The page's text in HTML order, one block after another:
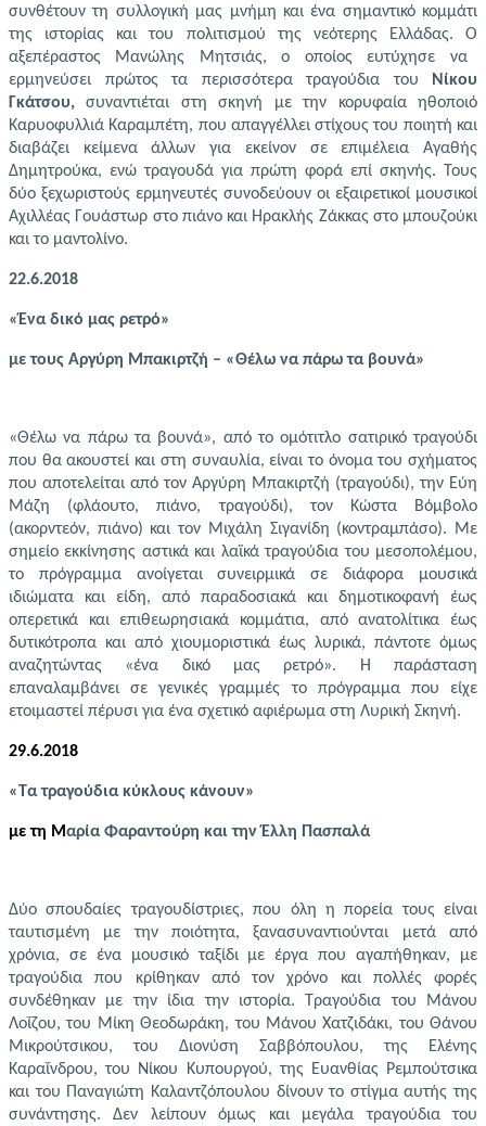
συνθέτουν τη συλλογική μας μνήμη και ένα σημαντικό κομμάτι
της ιστορίας και του πολιτισμού της νεότερης Ελλάδας. O
αξεπέραστος
Μανώλης Μητσιάς,
ο οποίος ευτύχησε να
ερμηνεύσει πρώτος τα περισσότερα τραγούδια του
Νίκου
Γκάτσου, συναντιέται στη σκηνή με την κορυφαία ηθοποιό
Καρυοφυλλιά Καραμπέτη, που απαγγέλλει στίχους του ποιητή και
διαβάζει κείμενα άλλων για εκείνον σε επιμέλειαΑγαθής
Δημητρούκα, ενώ τραγουδά για πρώτη φορά επί σκηνής. Τους
δύο ξεχωριστούς ερμηνευτές συνοδεύουν οι εξαιρετικοί μουσικοί
Αχιλλέας Γουάστωρ στο πιάνο και Ηρακλής Ζάκκας στομπουζούκι
και το μαντολίνο.
22.6.2018
«Ένα δικό μας ρετρό»
με τους Αργύρη Μπακιρτζή – «Θέλω να πάρω τα βουνά»
«Θέλω να πάρω τα βουνά», από το ομότιτλο σατιρικό τραγούδι
που θα ακουστεί και στη συναυλία, είναι το όνομα του σχήματος
που αποτελείται από τον Αργύρη Μπακιρτζή (τραγούδι),την Εύη
Μάζη (φλάουτο, πιάνο, τραγούδι), τον Κώστα Βόμβολο
(ακορντεόν, πιάνο) και τον Μιχάλη Σιγανίδη (κοντραμπάσο). Με
σημείο εκκίνησης αστικά και λαϊκά τραγούδια του μεσοπολέμου,
το πρόγραμμα ανοίγεται συνειρμικά σε διάφορα μουσικά
ιδιώματα και είδη, από παραδοσιακά και δημοτικοφανή έως
οπερετικά και επιθεωρησιακά κομμάτια, από ανατολίτικα έως
δυτικότροπα και από χιουμοριστικά έως λυρικά, πάντοτε όμως
αναζητώντας «ένα δικό μας ρετρό». Η παράσταση
επαναλαμβάνει σε γενικές γραμμές το πρόγραμμα που είχε
ετοιμαστεί πέρυσι για ένα σχετικό αφιέρωμα στη Λυρική Σκηνή.
29.6.2018
«Τα τραγούδια κύκλους κάνουν»
με τη Μαρία Φαραντούρη και την Έλλη Πασπαλά
Δύο σπουδαίες τραγουδίστριες, που όλη η πορεία τους είναι
ταυτισμένη με την ποιότητα, ξανασυναντιούνται μετά από
χρόνια, σε ένα μουσικό ταξίδι με έργα που αγαπήθηκαν, με
τραγούδια που κρίθηκαν από τον χρόνο και πολλές φορές
συνδέθηκαν με την ίδια την ιστορία. Τραγούδια του Μάνου
Λοΐζου, του Μίκη Θεοδωράκη, του Μάνου Χατζιδάκι, του Θάνου
Μικρούτσικου, του Διονύση Σαββόπουλου, της Ελένης
Καραΐνδρου, του Νίκου Κυπουργού, της Ευανθίας Ρεμπούτσικα
και του Παναγιώτη Καλαντζόπουλου δίνουν το στίγμα αυτής της
συνάντησης. Δεν λείπουν όμως και μεγάλα τραγούδια του